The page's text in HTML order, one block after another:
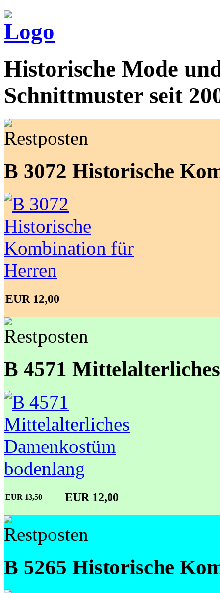
Historische Mode
Schnittmuster seit
B 3072 Historische
EUR 12,00
B 4571
EUR 13,50 EUR 12,00
B 5265 Historische